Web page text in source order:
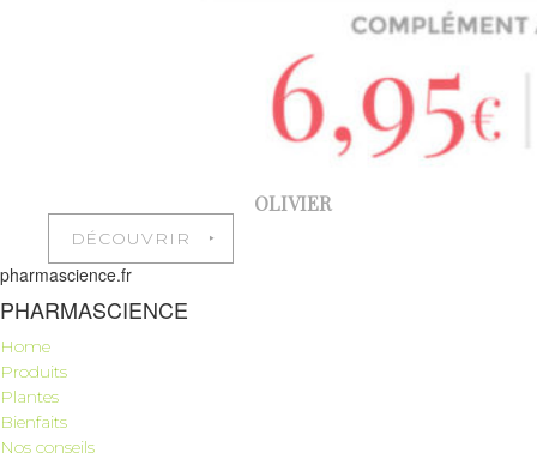
OLIVIER
DÉCOUVRIR ‣
pharmascience.fr
PHARMASCIENCE
Home
Produits
Plantes
Bienfaits
Nos conseils